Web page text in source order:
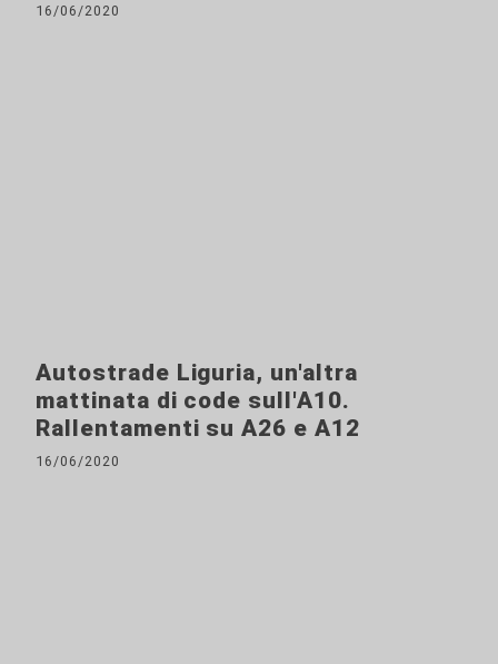
16/06/2020
Autostrade Liguria, un'altra
mattinata di code sull'A10.
Rallentamenti su A26 e A12
16/06/2020